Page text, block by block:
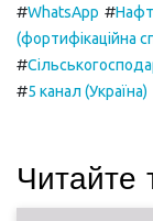
#WhatsApp #
(фортифікаційна
#
#5 канал (Україна)
Читайте